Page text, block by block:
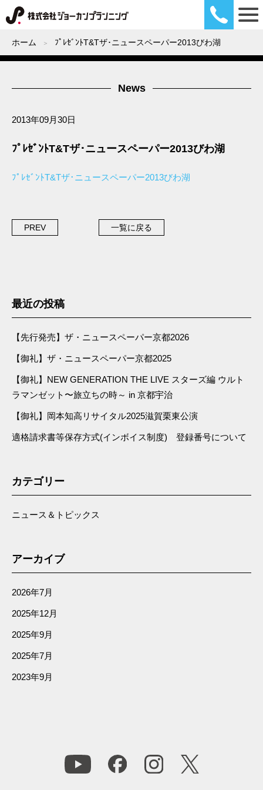
ホーム ﾌﾟﾚｾﾞﾝﾄT&Tザ･ニュースペーパー2013びわ湖
News
2013年09月30日
ﾌﾟﾚｾﾞﾝﾄT&Tザ･ニュースペーパー2013びわ湖
ﾌﾟﾚｾﾞﾝﾄT&Tザ･ニュースペーパー2013びわ湖
PREV 一覧に戻る
最近の投稿
【先行発売】ザ・ニュースペーパー京都2026
【御礼】ザ・ニュースペーパー京都2025
【御礼】NEW GENERATION THE LIVE スターズ編 ウルト
ラマンゼット〜旅立ちの時～ in 京都宇治
【御礼】岡本知高リサイタル2025滋賀栗東公演
適格請求書等保存方式(インボイス制度) 登録番号について
カテゴリー
ニュース＆トピックス
アーカイブ
2026年7月
2025年12月
2025年9月
2025年7月
2023年9月